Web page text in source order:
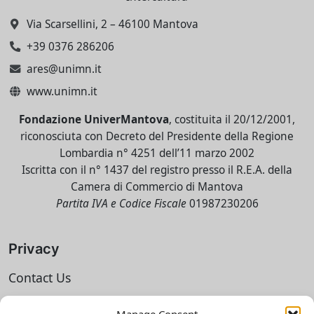
Via Scarsellini, 2 – 46100 Mantova
+39 0376 286206
ares@unimn.it
www.unimn.it
Fondazione UniverMantova, costituita il 20/12/2001,
riconosciuta con Decreto del Presidente della Regione
Lombardia n° 4251 dell’11 marzo 2002
Iscritta con il n° 1437 del registro presso il R.E.A. della
Camera di Commercio di Mantova
Partita IVA e Codice Fiscale01987230206
Privacy
Contact Us